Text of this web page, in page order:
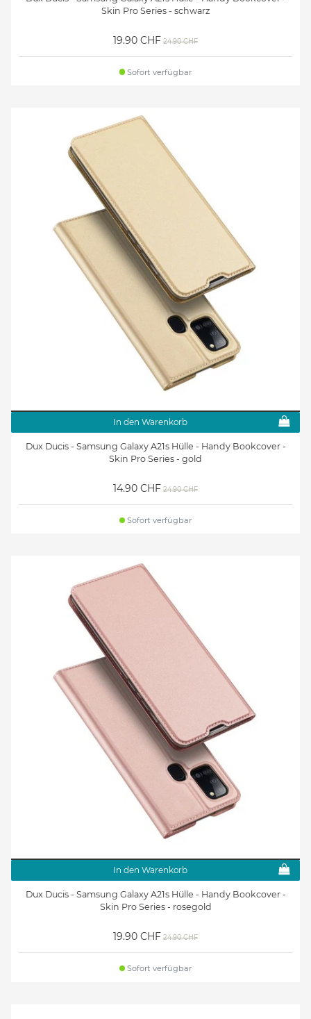
Skin Pro Series - schwarz
19.90 CHF 24.90 CHF
Sofort verfügbar
In den Warenkorb
Dux Ducis - Samsung Galaxy A21s Hülle - Handy Bookcover -
Skin Pro Series - gold
14.90 CHF 24.90 CHF
Sofort verfügbar
In den Warenkorb
Dux Ducis - Samsung Galaxy A21s Hülle - Handy Bookcover -
Skin Pro Series - rosegold
19.90 CHF 24.90 CHF
Sofort verfügbar